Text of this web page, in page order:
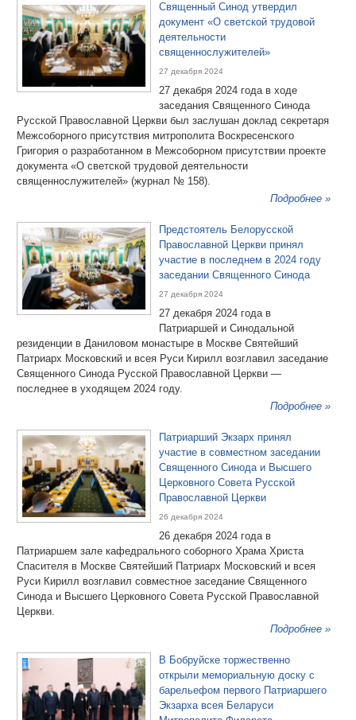
Священный Синод утвердил
документ «О светской трудовой
деятельности
священнослужителей»
27 декабря 2024
27 декабря 2024 года в ходе
заседания Священного Синода
Русской Православной Церкви был заслушан доклад секретаря
Межсоборного присутствия митрополита Воскресенского
Григория о разработанном в Межсоборном присутствии проекте
документа «О светской трудовой деятельности
священнослужителей» (журнал № 158).
Подробнее »
Предстоятель Белорусской
Православной Церкви принял
участие в последнем в 2024 году
заседании Священного Синода
27 декабря 2024
27 декабря 2024 года в
Патриаршей и Синодальной
резиденции в Даниловом монастыре в Москве Святейший
Патриарх Московский и всея Руси Кирилл возглавил заседание
Священного Синода Русской Православной Церкви —
последнее в уходящем 2024 году.
Подробнее »
Патриарший Экзарх принял
участие в совместном заседании
Священного Синода и Высшего
Церковного Совета Русской
Православной Церкви
26 декабря 2024
26 декабря 2024 года в
Патриаршем зале кафедрального соборного Храма Христа
Спасителя в Москве Святейший Патриарх Московский и всея
Руси Кирилл возглавил совместное заседание Священного
Синода и Высшего Церковного Совета Русской Православной
Церкви.
Подробнее »
В Бобруйске торжественно
открыли мемориальную доску с
барельефом первого Патриаршего
Экзарха всея Беларуси